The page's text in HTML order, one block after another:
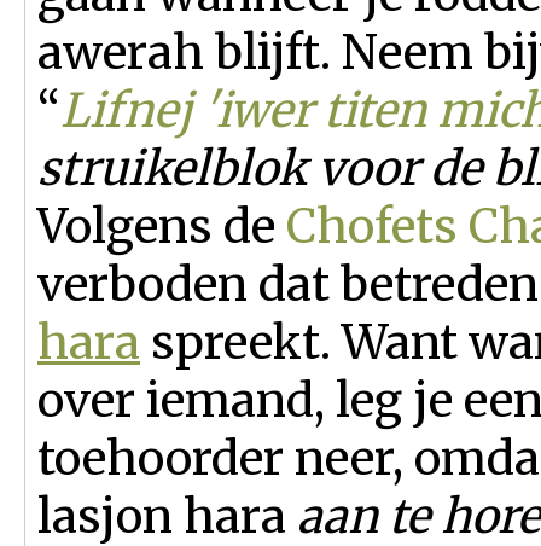
awerah blijft. Neem
“Lifnej 'iwer titen
struikelblok voor de
Volgens de Chofets
verboden dat
hara spreekt. Want
over iemand, leg je
toehoorder neer,
lasjon hara aan te